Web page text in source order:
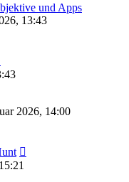
und Apps
13:43
2026, 14:00